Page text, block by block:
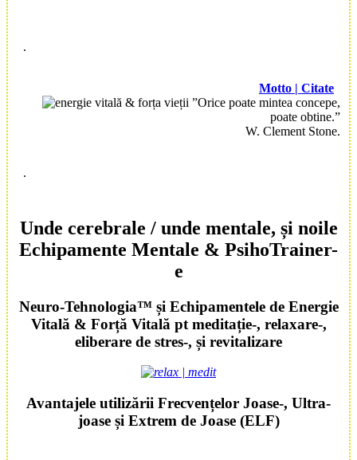
.
Motto | Citate
”Orice poate mintea concepe,
poate obtine.”
W. Clement Stone.
.
Unde cerebrale / unde mentale, și noile
Echipamente Mentale & PsihoTrainer-
e
Neuro-Tehnologia™ și Echipamentele de Energie
Vitală & Forță Vitală pt meditație-, relaxare-,
eliberare de stres-, și revitalizare
Avantajele utilizării Frecvențelor Joase-, Ultra-
joaseși Extrem de Joase(ELF)